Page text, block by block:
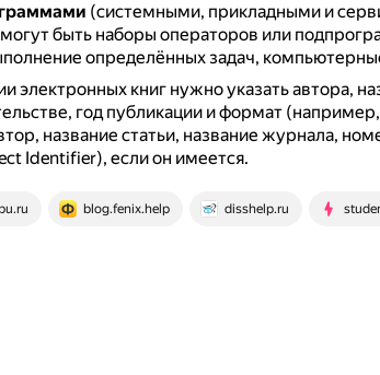
(системными, прикладными и
быть наборы операторов или
определённых задач,
электронных книг нужно указать автора,
год публикации и формат (например,
название статьи, название журнала,
Identifier), если он имеется.
blog.fenix.help disshelp.ru